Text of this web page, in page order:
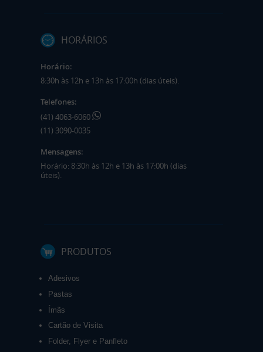
HORÁRIOS
Horário:
8:30h às 12h e 13h às 17:00h (dias úteis).
Telefones:
(41) 4063-6060
(11) 3090-0035
Mensagens:
Horário: 8:30h às 12h e 13h às 17:00h (dias
úteis).
PRODUTOS
Adesivos
Pastas
Ímãs
Cartão de Visita
Folder, Flyer e Panfleto